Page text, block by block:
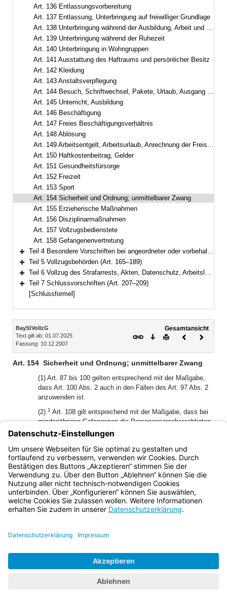
Art. 136 Entlassungsvorbereitung
Art. 137 Entlassung, Unterbringung auf freiwilliger Grundlage
Art. 138 Unterbringung während der Ausbildung, Arbeit und Freizeit
Art. 139 Unterbringung während der Ruhezeit
Art. 140 Unterbringung in Wohngruppen
Art. 141 Ausstattung des Haftraums und persönlicher Besitz
Art. 142 Kleidung
Art. 143 Anstaltsverpflegung
Art. 144 Besuch, Schriftwechsel, Pakete, Urlaub, Ausgang und Ausführung aus wichtigem Anlass
Art. 145 Unterricht, Ausbildung
Art. 146 Beschäftigung
Art. 147 Freies Beschäftigungsverhältnis
Art. 148 Ablösung
Art. 149 Arbeitsentgelt, Arbeitsurlaub, Anrechnung der Freistellung auf den Entlassungszeitpunkt, Ausbildungsbeihilfe, Taschengeld
Art. 150 Haftkostenbeitrag, Gelder
Art. 151 Gesundheitsfürsorge
Art. 152 Freizeit
Art. 153 Sport
Art. 154 Sicherheit und Ordnung; unmittelbarer Zwang
Art. 155 Erzieherische Maßnahmen
Art. 156 Disziplinarmaßnahmen
Art. 157 Vollzugsbedienstete
Art. 158 Gefangenenvertretung
Bereich erweitern
Teil 4 Besondere Vorschriften bei angeordneter oder vorbehaltener Sicherungsverwahrung (Art. 159–164)
Bereich erweitern
Teil 5 Vollzugsbehörden (Art. 165–189)
Bereich erweitern
Teil 6 Vollzug des Strafarrests, Akten, Datenschutz, Arbeitslosenversicherung (Art. 190–206)
Bereich erweitern
Teil 7 Schlussvorschriften (Art. 207–209)
[Schlussformel]
Inhalt
BayStVollzG
Text gilt ab: 01.07.2025
Fassung: 10.12.2007
Gesamtansicht
Download
DruckenVorheriges
Art. 154 Sicherheit und Ordnung; unmittelbarer Zwang
(1) Art. 87 bis 100 gelten entsprechend mit der Maßgabe,
dass Art. 100 Abs. 2 auch in den Fällen des Art. 97 Abs. 2
anzuwenden ist.
(2) 1 Art. 108 gilt entsprechend mit der Maßgabe, dass bei
minderjährigen Gefangenen die Personensorgeberechtigten
an die Stelle der Personen nach Art. 108 Abs. 4 Satz 1 Nr. 2
Der Durchführung von Maßnahmen nach Art. 108
Abs. 1 Nr. 1 müssen sie zustimmen.3Bei Gefahr in Verzug
kann von Satz 2 abgewichen werden.
Bayern.de
BayernPortal
Impressum